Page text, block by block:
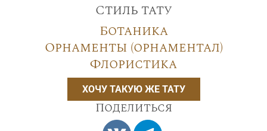
Стиль тату
Ботаника
Орнаменты (орнаментал)
Флористика
ХОЧУ ТАКУЮ ЖЕ ТАТУ
Поделиться